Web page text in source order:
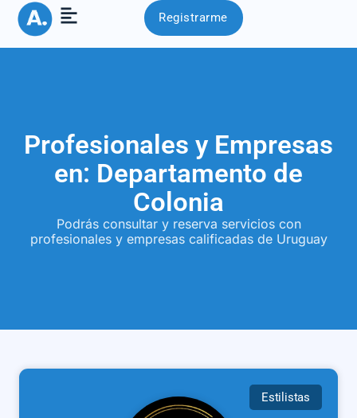
Registrarme
Profesionales y Empresas
en: Departamento de
Colonia
Podrás consultar y reserva servicios con
profesionales y empresas calificadas de Uruguay
Estilistas